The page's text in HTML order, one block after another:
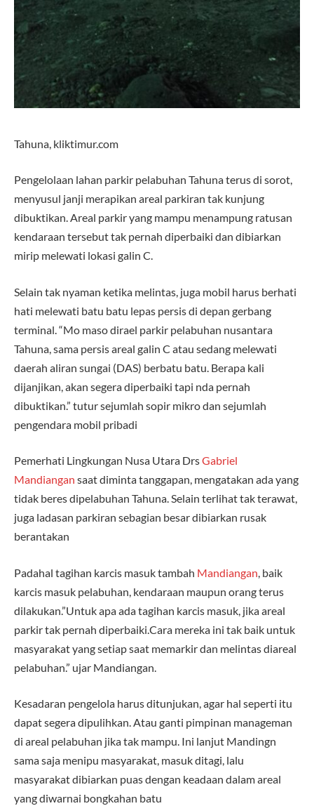
Tahuna, kliktimur.com
Pengelolaan lahan parkir pelabuhan Tahuna terus di sorot,
menyusul janji merapikan areal parkiran tak kunjung
dibuktikan. Areal parkir yang mampu menampung ratusan
kendaraan tersebut tak pernah diperbaiki dan dibiarkan
mirip melewati lokasi galin C.
Selain tak nyaman ketika melintas, juga mobil harus berhati
hati melewati batu batu lepas persis di depan gerbang
terminal. “Mo maso dirael parkir pelabuhan nusantara
Tahuna, sama persis areal galin C atau sedang melewati
daerah aliran sungai (DAS) berbatu batu. Berapa kali
dijanjikan, akan segera diperbaiki tapi nda pernah
dibuktikan.” tutur sejumlah sopir mikro dan sejumlah
pengendara mobil pribadi
Pemerhati Lingkungan Nusa Utara DrsGabriel
Mandiangan saat diminta tanggapan, mengatakan ada yang
tidak beres dipelabuhan Tahuna. Selain terlihat tak terawat,
juga ladasan parkiran sebagian besar dibiarkan rusak
berantakan
Padahal tagihan karcis masuk tambah Mandiangan, baik
karcis masuk pelabuhan, kendaraan maupun orang terus
dilakukan.”Untuk apa ada tagihan karcis masuk, jika areal
parkir tak pernah diperbaiki.Cara mereka ini tak baik untuk
masyarakat yang setiap saat memarkir dan melintas diareal
pelabuhan.” ujar Mandiangan.
Kesadaran pengelola harus ditunjukan, agar hal seperti itu
dapat segera dipulihkan. Atau ganti pimpinan manageman
di areal pelabuhan jika tak mampu. Ini lanjut Mandingn
sama saja menipu masyarakat, masuk ditagi, lalu
masyarakat dibiarkan puas dengan keadaan dalam areal
yang diwarnai bongkahan batu